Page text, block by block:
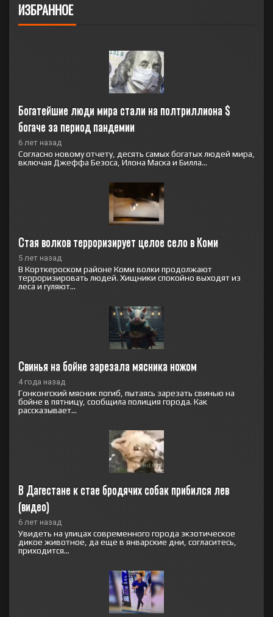
ИЗБРАННОЕ
Богатейшие люди мира стали на полтриллиона $
богаче за период пандемии
6 лет назад
Согласно новому отчету, десять самых богатых людей мира,
включая Джеффа Безоса, Илона Маска и Билла...
Стая волков терроризирует целое село в Коми
5 лет назад
В Корткероском районе Коми волки продолжают
терроризировать людей. Хищники спокойно выходят из
леса и гуляют...
Свинья на бойне зарезала мясника ножом
4 года назад
Гонконгский мясник погиб, пытаясь зарезать свинью на
бойне в пятницу, сообщила полиция города. Как
рассказывает...
В Дагестане к стае бродячих собак прибился лев
(видео)
6 лет назад
Увидеть на улицах современного города экзотическое
дикое животное, да еще в январские дни, согласитесь,
приходится...